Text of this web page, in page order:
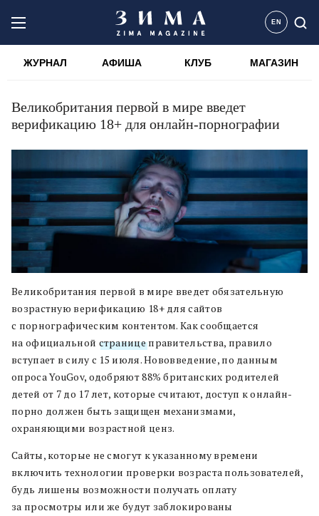
EN
ЖУРНАЛ АФИША КЛУБ МАГАЗИН
Великобритания первой в мире введет
верификацию 18+ для онлайн-порнографии
Великобритания первой в мире введет обязательную
возрастную верификацию 18+ для сайтов
с порнографическим контентом. Как сообщается
на официальной страницеправительства, правило
вступает в силу с 15 июля. Нововведение, по данным
опроса YouGov, одобряют 88% британских родителей
детей от 7 до 17 лет, которые считают, доступ к онлайн-
порно должен быть защищен механизмами,
охраняющими возрастной ценз.
Сайты, которые не смогут к указанному времени
включить технологии проверки возраста пользователей,
будь лишены возможности получать оплату
за просмотры или же будут заблокированы